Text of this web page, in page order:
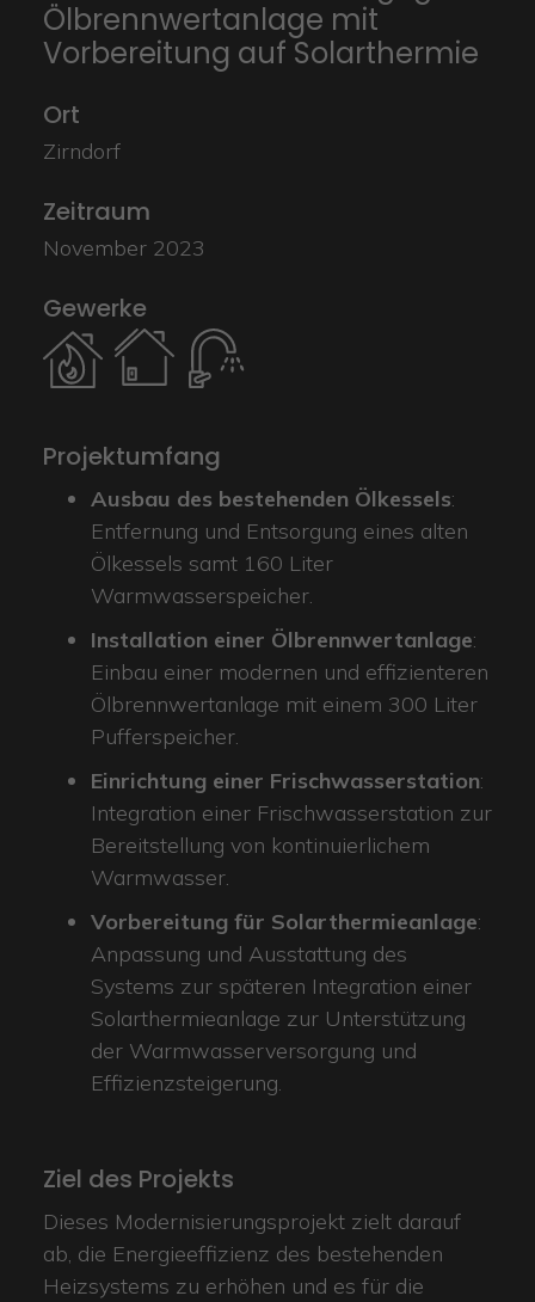
Ölbrennwertanlage mit
Vorbereitung auf Solarthermie
Ort
Zirndorf
Zeitraum
November 2023
Gewerke
Projektumfang
Ausbau des bestehenden Ölkessels:
Entfernung und Entsorgung eines alten
Ölkessels samt 160 Liter
Warmwasserspeicher.
Installation einer Ölbrennwertanlage:
Einbau einer modernen und effizienteren
Ölbrennwertanlage mit einem 300 Liter
Pufferspeicher.
Einrichtung einer Frischwasserstation:
Integration einer Frischwasserstation zur
Bereitstellung von kontinuierlichem
Warmwasser.
Vorbereitung für Solarthermieanlage:
Anpassung und Ausstattung des
Systems zur späteren Integration einer
Solarthermieanlage zur Unterstützung
der Warmwasserversorgung und
Effizienzsteigerung.
Ziel des Projekts
Dieses Modernisierungsprojekt zielt darauf
ab, die Energieeffizienz des bestehenden
Heizsystems zu erhöhen und es für die